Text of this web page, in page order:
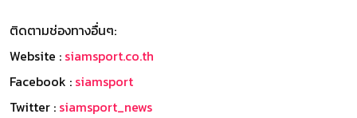
ติดตามช่องทางอื่นๆ:
Website : siamsport.co.th
Facebook : siamsport
Twitter : siamsport_news